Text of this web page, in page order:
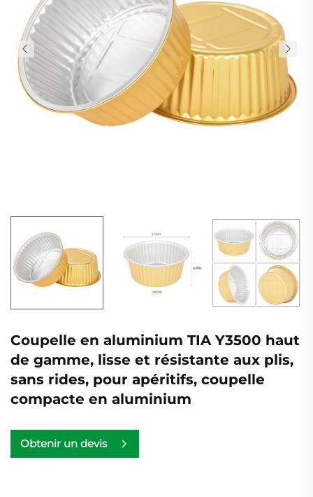
Coupelle en aluminium TIA Y3500 haut
de gamme, lisse et résistante aux plis,
sans rides, pour apéritifs, coupelle
compacte en aluminium
Obtenir un devis